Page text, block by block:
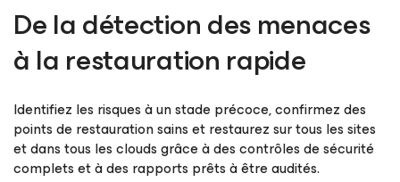
De la détection des menaces
à la restauration rapide
Identifiez les risques à un stade précoce, confirmez des
points de restauration sains et restaurez sur tous les sites
et dans tous les clouds grâce à des contrôles de sécurité
complets et à des rapports prêts à être audités.